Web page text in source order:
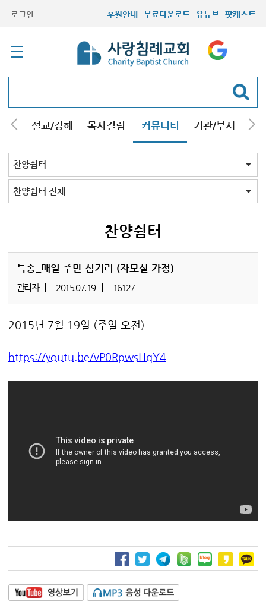
로그인 후원안내 무료다운로드 유튜브 팟캐스트
내 설교/강해 목사컬럼 커뮤니티 기관/부서 선
최근등록자료
자유게시판
교회소식
성도컬럼
새가족사진
새가족가이드
포토앨범
찬양쉼터
신앙도서
성경읽기퀴즈
기도부탁
찬양쉼터 전체
찬양쉼터
특송_매일 주만 섬기리 (자모실 가정)
관리자 2015.07.19 16127
2015년 7월 19일 (주일 오전)
https://youtu.be/vP0RpwsHqY4